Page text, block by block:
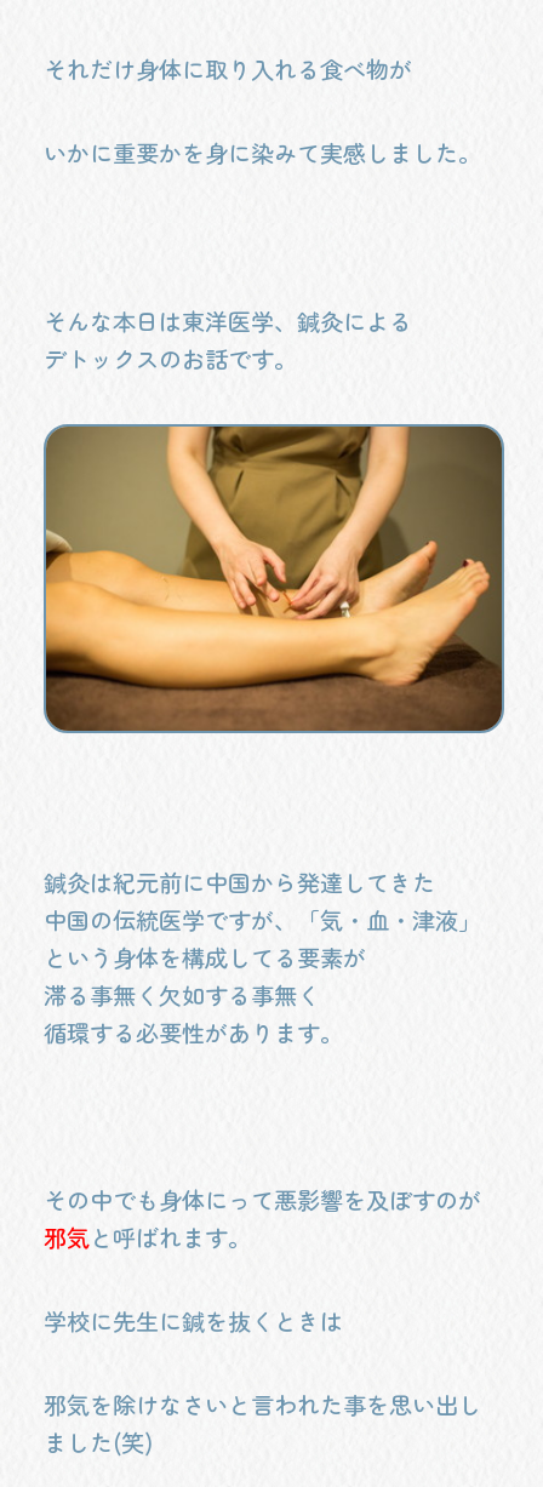
それだけ身体に取り入れる食べ物が
いかに重要かを身に染みて実感しました。
そんな本日は東洋医学、鍼灸による
デトックスのお話です。
鍼灸は紀元前に中国から発達してきた
中国の伝統医学ですが、「気・血・津液」
という身体を構成してる要素が
滞る事無く欠如する事無く
循環する必要性があります。
その中でも身体にって悪影響を及ぼすのが
邪気と呼ばれます。
学校に先生に鍼を抜くときは
邪気を除けなさいと言われた事を思い出し
ました(笑)